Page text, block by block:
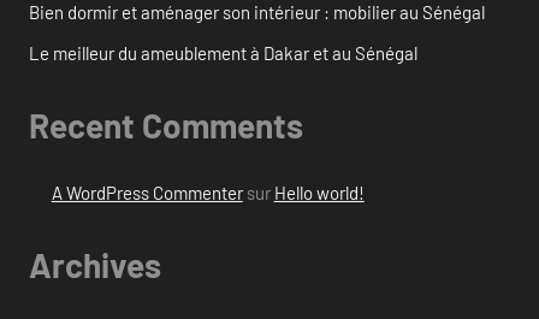
Bien dormir et aménager son intérieur : mobilier au Sénégal
Le meilleur du ameublement à Dakar et au Sénégal
Recent Comments
A WordPress Commentersur Hello world!
Archives